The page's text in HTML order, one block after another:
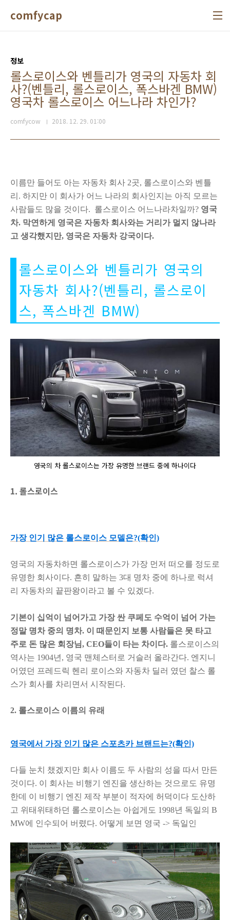
comfycap
정보
롤스로이스와 벤틀리가 영국의 자동차 회
사?(벤틀리, 롤스로이스, 폭스바겐 BMW)
영국차 롤스로이스 어느나라 차인가?
comfycow 2018. 12. 29. 01:00
이름만 들어도 아는 자동차 회사 2곳, 롤스로이스와 벤틀
리. 하지만 이 회사가 어느 나라의 회사인지는 아직 모르는
사람들도 많을 것이다. 롤스로이스 어느나라차일까? 영국
차. 막연하게 영국은 자동차 회사와는 거리가 멀지 않나라
고 생각했지만, 영국은 자동차 강국이다.
롤스로이스와 벤틀리가 영국의
자동차 회사?(벤틀리, 롤스로이
스, 폭스바겐 BMW)
영국의 차 롤스로이스는 가장 유명한 브랜드 중에 하나이다
1. 롤스로이스
가장 인기 많은 롤스로이스 모델은?(확인)
영국의 자동차하면 롤스로이스가 가장 먼저 떠오를 정도로
유명한 회사이다. 흔히 말하는 3대 명차 중에 하나로 럭셔
리 자동차의 끝판왕이라고 볼 수 있겠다.
기본이 십억이 넘어가고 가장 싼 쿠페도 수억이 넘어 가는
정말 명차 중의 명차. 이 때문인지 보통 사람들은 못 타고
주로 돈 많은 회장님, CEO들이 타는 차이다. 롤스로이스의
역사는 1904년, 영국 맨체스터로 거슬러 올라간다. 엔지니
어였던 프레드릭 헨리 로이스와 자동차 딜러 였던 찰스 롤
스가 회사를 차리면서 시작된다.
2. 롤스로이스 이름의 유래
영국에서 가장 인기 많은 스포츠카 브랜드는?(확인)
다들 눈치 챘겠지만 회사 이름도 두 사람의 성을 따서 만든
것이다. 이 회사는 비행기 엔진을 생산하는 것으로도 유명
한데 이 비행기 엔진 제작 부분이 적자에 허덕이다 도산하
고 위태위태하던 롤스로이스는 아쉽게도 1998년 독일의 B
MW에 인수되어 버렸다. 어떻게 보면 영국 -> 독일인